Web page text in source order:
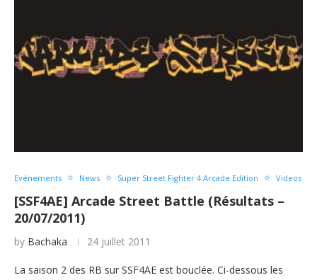
Evénements News Super Street Fighter 4 Arcade Edition Videos
[SSF4AE] Arcade Street Battle (Résultats –
20/07/2011)
by Bachaka 24 juillet 2011
La saison 2 des RB sur SSF4AE est bouclée. Ci-dessous les